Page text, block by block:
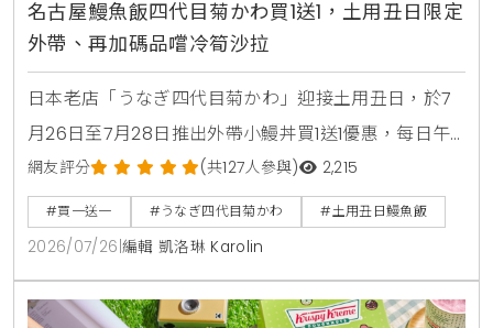
名古屋鰻魚飯四代目菊かわ買1送1，土用丑日限定
外帶、再加碼品嚐冷筍沙拉
日本老店「うなぎ四代目菊かわ」迎接土用丑日，於7
月26日至7月28日推出外帶小鰻丼買1送1優惠，每日午
晚餐各限量15組。即日起至8月31日同步開賣「夏鰻雙
饗宴」特價2450元與全新單品冷筍沙拉，提供最道地
的日本夏日食補饗宴。
網友評分 (共127人參與) 2,215
#買一送一 #うなぎ四代目菊かわ #土用丑日鰻魚飯
2026/07/26 編輯 凱洛琳 Karolin